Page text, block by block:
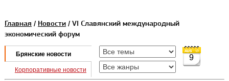
Главная / Новости/ VI Славянский международный
экономический форум
Брянские новости
Корпоративные новости
9